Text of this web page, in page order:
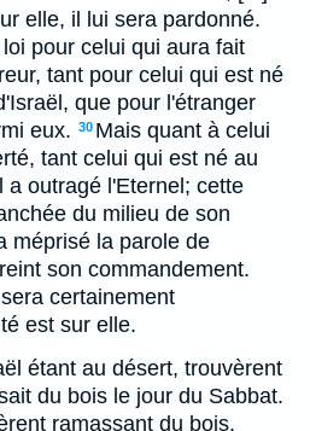
elle, il lui sera pardonné.
pour celui qui aura fait
tant pour celui qui est né
que pour l'étranger
eux. 30 Mais quant à celui
tant celui qui est né au
a outragé l'Eternel; cette
du milieu de son
méprisé la parole de
son commandement.
certainement
est sur elle.
étant au désert, trouvèrent
du bois le jour du Sabbat.
ramassant du bois,